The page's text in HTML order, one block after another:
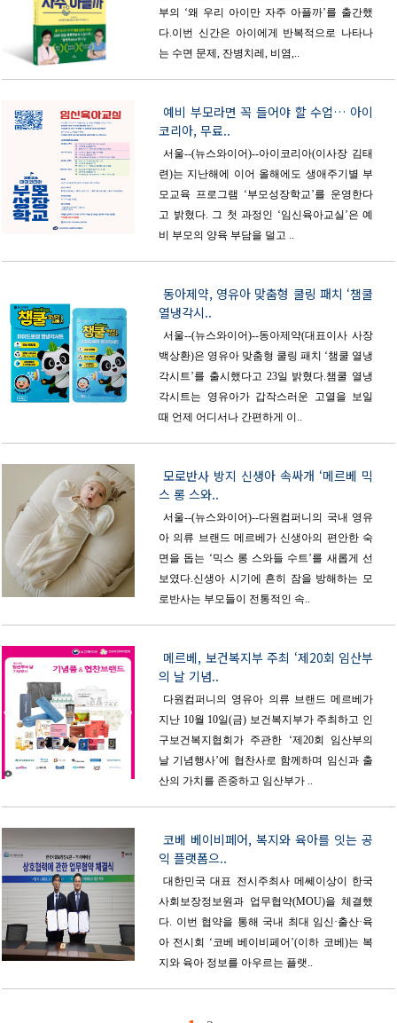
부의 ‘왜 우리 아이만 자주 아플까’를 출간했
다.이번 신간은 아이에게 반복적으로 나타나
는 수면 문제, 잔병치레, 비염,..
예비 부모라면 꼭 들어야 할 수업… 아이
코리아, 무료..
서울--(뉴스와이어)--아이코리아(이사장 김태
련)는 지난해에 이어 올해에도 생애주기별 부
모교육 프로그램 ‘부모성장학교’를 운영한다
고 밝혔다. 그 첫 과정인 ‘임신육아교실’은 예
비 부모의 양육 부담을 덜고 ..
동아제약, 영유아 맞춤형 쿨링 패치 ‘챔쿨
열냉각시..
서울--(뉴스와이어)--동아제약(대표이사 사장
백상환)은 영유아 맞춤형 쿨링 패치 ‘챔쿨 열냉
각시트’를 출시했다고 23일 밝혔다.챔쿨 열냉
각시트는 영유아가 갑작스러운 고열을 보일
때 언제 어디서나 간편하게 이..
모로반사 방지 신생아 속싸개 ‘메르베 믹
스 롱 스와..
서울--(뉴스와이어)--다원컴퍼니의 국내 영유
아 의류 브랜드 메르베가 신생아의 편안한 숙
면을 돕는 ‘믹스 롱 스와들 수트’를 새롭게 선
보였다.신생아 시기에 흔히 잠을 방해하는 모
로반사는 부모들이 전통적인 속..
메르베, 보건복지부 주최 ‘제20회 임산부
의 날 기념..
다원컴퍼니의 영유아 의류 브랜드 메르베가
지난 10월 10일(금) 보건복지부가 주최하고 인
구보건복지협회가 주관한 ‘제20회 임산부의
날 기념행사’에 협찬사로 함께하며 임신과 출
산의 가치를 존중하고 임산부가 ..
코베 베이비페어, 복지와 육아를 잇는 공
익 플랫폼으..
대한민국 대표 전시주최사 메쎄이상이 한국
사회보장정보원과 업무협약(MOU)을 체결했
다. 이번 협약을 통해 국내 최대 임신·출산·육
아 전시회 ‘코베 베이비페어’(이하 코베)는 복
지와 육아 정보를 아우르는 플랫..